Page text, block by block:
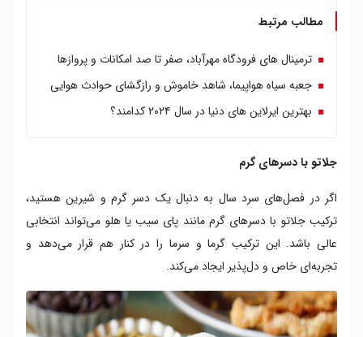
مطالب مرتبط
ترمینال های فرودگاه مهرآباد، صفر تا صد امکانات و پروازها
جعبه سیاه هواپیما، شاهد خاموش و رازگشای حوادث هوایی
بهترین ایرلاین های دنیا در سال ۲۰۲۴ کدامند؟
جلاتو با دسرهای گرم
اگر در فصل‌های سرد سال به دنبال یک دسر گرم و شیرین هستید،
ترکیب جلاتو با دسرهای گرم مانند پای سیب یا هلو می‌تواند انتخابی
عالی باشد. این ترکیب گرما و سرما را در کنار هم قرار می‌دهد و
تجربه‌ای خاص و دل‌پذیر ایجاد می‌کند.